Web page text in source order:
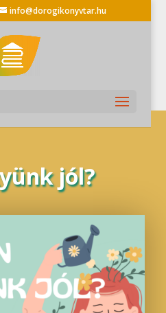
info@dorogikonyvtar.hu
jól?